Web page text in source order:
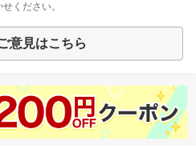
ください。
意見はこちら